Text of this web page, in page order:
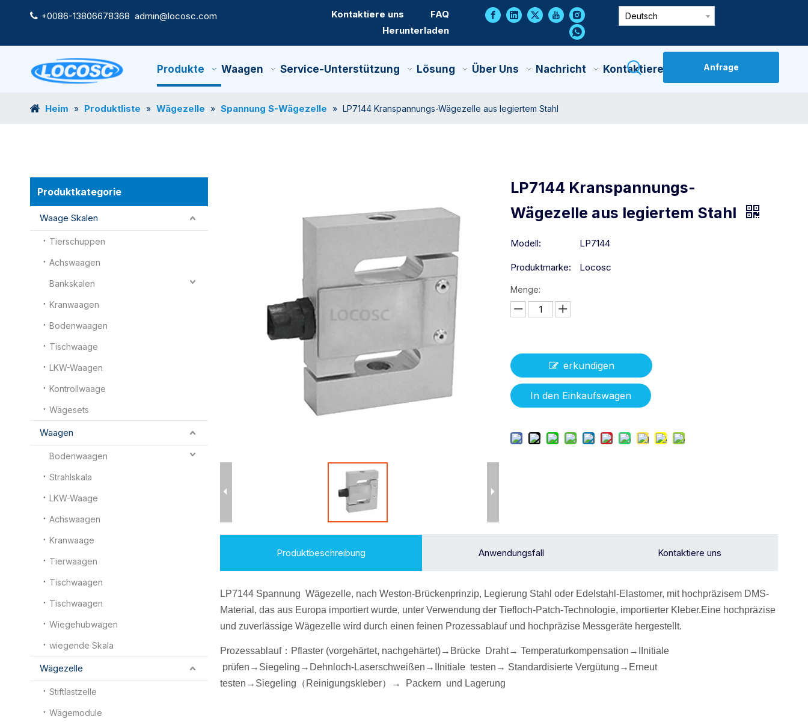
 +0086-13806678368 admin@locosc.com Kontaktiere uns
FAQ
Herunterladen
Deutsch
Produkte Waagen Service-Unterstützung Lösung Über Uns Nachricht Kontaktiere Uns Anfrage
Heim » Produktliste » Wägezelle » Spannung S-Wägezelle » LP7144 Kranspannungs-Wägezelle aus legiertem Stahl
Produktkategorie
Waage Skalen
Tierschuppen
Achswaagen
Bankskalen
Kranwaagen
Bodenwaagen
Tischwaage
LKW-Waagen
Kontrollwaage
Wägesets
Waagen
Bodenwaagen
Strahlskala
LKW-Waage
Achswaagen
Kranwaage
Tierwaagen
Tischwaagen
Tischwaagen
Wiegehubwagen
wiegende Skala
Wägezelle
Stiftlastzelle
Wägemodule
LP7144 Kranspannungs-
Wägezelle aus legiertem Stahl
Modell: LP7144
Produktmarke: Locosc
Menge:
erkundigen
In den Einkaufswagen
Produktbeschreibung Anwendungsfall Kontaktiere uns
LP7144 Spannung Wägezelle, nach Weston-Brückenprinzip, Legierung Stahl oder Edelstahl-Elastomer, mit hochpräzisem DMS-
Material, das aus Europa importiert wurde, unter Verwendung der Tiefloch-Patch-Technologie, importierter Kleber.Eine hochpräzise
und zuverlässige Wägezelle wird durch einen feinen Prozessablauf und hochpräzise Messgeräte hergestellt.
Prozessablauf： Pflaster (vorgehärtet, nachgehärtet)→ Brücke Draht→ Temperaturkompensation→
Initiale
prüfen →Siegel ing→Dehnloch-Laserschweißen → Initiale testen→ Standardisierte Vergütung →Erneut
testen →Siegel ing （ Reinigungskleber） → Packern und Lagerung